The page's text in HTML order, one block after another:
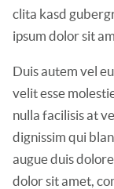
clita kasd
ipsum dolor sit
Duis autem vel
velit esse
nulla facilisis at
dignissim qui
augue duis
dolor sit amet,